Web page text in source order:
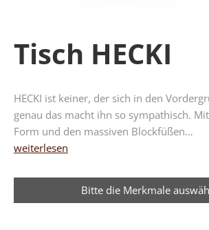
Tisch HECKI
HECKI ist keiner, der sich in den
genau das macht ihn so sympathisch.
Form und den massiven Blockfüßen…
weiterlesen
Bitte die Merkmale